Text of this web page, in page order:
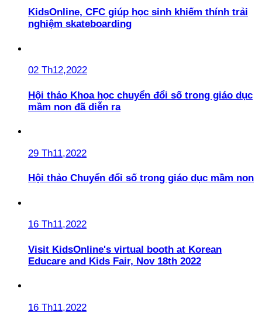
KidsOnline, CFC giúp học sinh khiếm thính trải
nghiệm skateboarding
02 Th12,2022
Hội thảo Khoa học chuyển đổi số trong giáo dục
mầm non đã diễn ra
29 Th11,2022
Hội thảo Chuyển đổi số trong giáo dục mầm non
16 Th11,2022
Visit KidsOnline's virtual booth at Korean
Educare and Kids Fair, Nov 18th 2022
16 Th11,2022